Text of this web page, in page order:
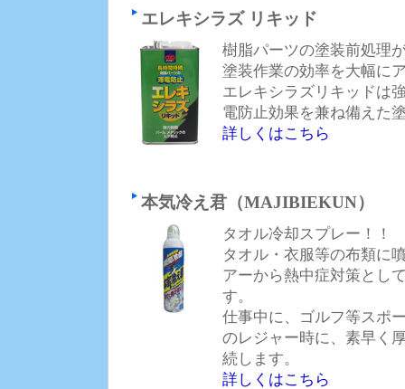
アイビ物産ホームページ公開しま
エレキシラズ リキッド
樹脂パーツの塗装前処理
塗装作業の効率を大幅に
エレキシラズリキッドは
電防止効果を兼ね備えた
詳しくはこちら
本気冷え君（MAJIBIEKUN）
タオル冷却スプレー！！
タオル・衣服等の布類に
アーから熱中症対策とし
す。
仕事中に、ゴルフ等スポ
のレジャー時に、素早く
続します。
詳しくはこちら